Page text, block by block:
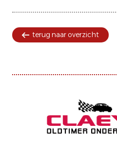
terug naar overzicht